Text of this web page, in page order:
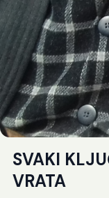
SVAKI
VRATA